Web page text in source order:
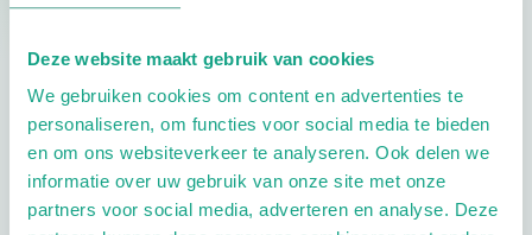
Deze website maakt gebruik van cookies
We gebruiken cookies om content en advertenties te
personaliseren, om functies voor social media te bieden
en om ons websiteverkeer te analyseren. Ook delen we
informatie over uw gebruik van onze site met onze
partners voor social media, adverteren en analyse. Deze
pedicure.